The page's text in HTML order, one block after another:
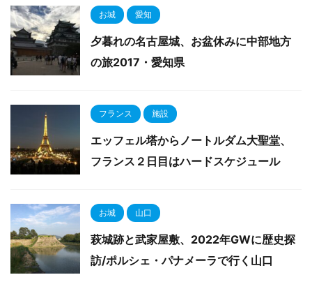
お城 愛知
夕暮れの名古屋城、お盆休みに中部地方
の旅2017・愛知県
フランス 施設
エッフェル塔からノートルダム大聖堂、
フランス２日目はハードスケジュール
お城 山口
萩城跡と武家屋敷、2022年GWに歴史探
訪/ポルシェ・パナメーラで行く山口